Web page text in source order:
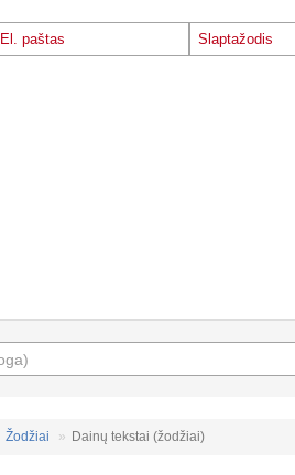
Žodžiai Dainų tekstai (žodžiai)